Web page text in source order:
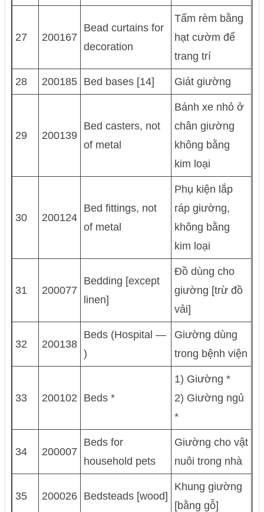
27 200167
Bead curtains for
decoration
Tấm rèm bằng
hạt cườm để
trang trí
28 200185 Bed bases [14] Giát giường
29 200139
Bed casters, not
of metal
Bánh xe nhỏ ở
chân giường
không bằng
kim loại
30 200124
Bed fittings, not
of metal
Phụ kiện lắp
ráp giường,
không bằng
kim loại
31 200077
Bedding [except
linen]
Đồ dùng cho
giường [trừ đồ
vải]
32 200138
Beds (Hospital —
)
Giường dùng
trong bệnh viện
33 200102 Beds *
1) Giường *
2) Giường ngủ
*
34 200007
Beds for
household pets
Giường cho vật
nuôi trong nhà
35 200026 Bedsteads [wood]
Khung giường
[bằng gỗ]